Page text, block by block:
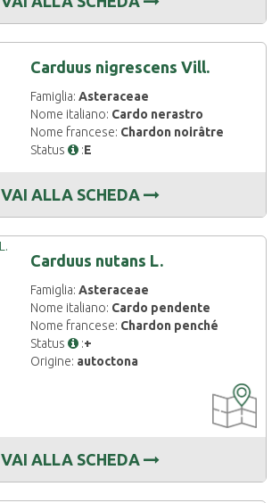
Carduus nigrescens Vill.
Famiglia:Asteraceae
Nome italiano: Cardo nerastro
Nome francese: Chardon noirâtre
Status
:E
VAI ALLA SCHEDA
Carduus nutans L.
Famiglia:Asteraceae
Nome italiano: Cardo pendente
Nome francese: Chardon penché
Status
:+
Origine: autoctona
DISPONIBILE
VAI ALLA SCHEDA